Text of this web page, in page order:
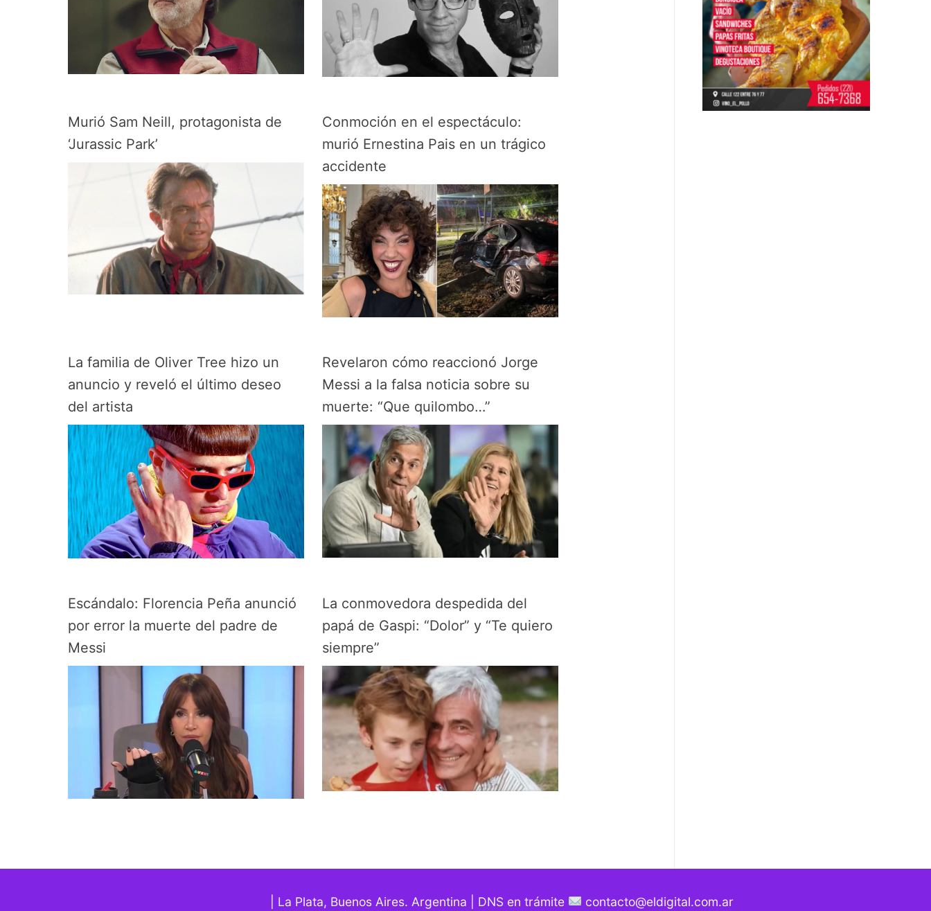
Murió Sam Neill, protagonista de
‘Jurassic Park’
Conmoción en el espectáculo:
murió Ernestina Pais en un trágico
accidente
La familia de Oliver Tree hizo un
anuncio y reveló el último deseo
del artista
Revelaron cómo reaccionó Jorge
Messi a la falsa noticia sobre su
muerte: “Que quilombo…”
Escándalo: Florencia Peña anunció
por error la muerte del padre de
Messi
La conmovedora despedida del
papá de Gaspi: “Dolor” y “Te quiero
siempre”
| La Plata, Buenos Aires. Argentina | DNS en trámite contacto@eldigital.com.ar